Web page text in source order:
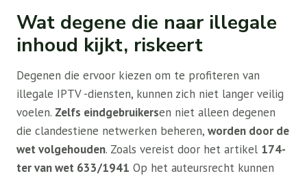
Wat degene die naar illegale
inhoud kijkt, riskeert
Degenen die ervoor kiezen om te profiteren van
illegale IPTV -diensten, kunnen zich niet langer veilig
voelen. Zelfs eindgebruikersen niet alleen degenen
die clandestiene netwerken beheren, worden door de
wet volgehouden. Zoals vereist door het artikel 174-
ter van wet 633/1941 Op het auteursrecht kunnen